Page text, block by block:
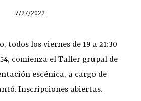
7/27/2022
todos los viernes de 19 a 21:30
comienza el Taller grupal de
escénica, a cargo de
Inscripciones abiertas.